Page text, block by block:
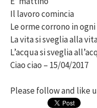
Il lavoro comincia
Le orme corrono in
La vita si sveglia alla
L’acqua si sveglia
Ciao ciao – 15/04/2017
Please follow and like